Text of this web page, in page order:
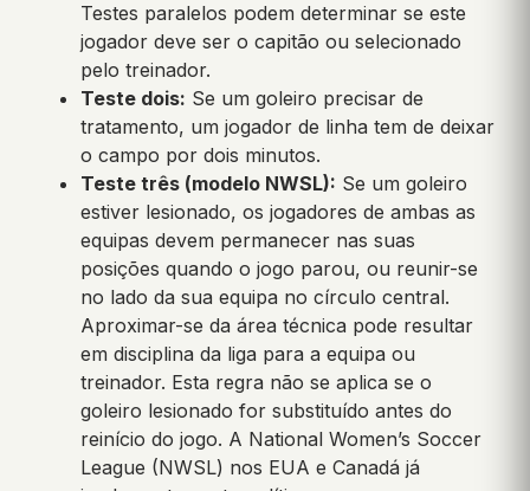
Testes paralelos podem determinar se este
jogador deve ser o capitão ou selecionado
pelo treinador.
Teste dois: Se um goleiro precisar de
tratamento, um jogador de linha tem de deixar
o campo por dois minutos.
Teste três (modelo NWSL): Se um goleiro
estiver lesionado, os jogadores de ambas as
equipas devem permanecer nas suas
posições quando o jogo parou, ou reunir-se
no lado da sua equipa no círculo central.
Aproximar-se da área técnica pode resultar
em disciplina da liga para a equipa ou
treinador. Esta regra não se aplica se o
goleiro lesionado for substituído antes do
reinício do jogo. A National Women’s Soccer
League (NWSL) nos EUA e Canadá já